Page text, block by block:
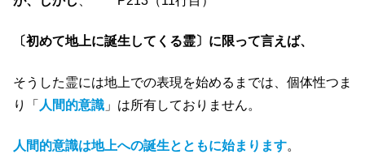
〔初めて地上に誕生してくる霊〕に限って言えば、
そうした霊には地上での表現を始めるまでは、個体性つま
り「 人間的意識 」は所有しておりません。
人間的意識は地上への誕生とともに始まります。